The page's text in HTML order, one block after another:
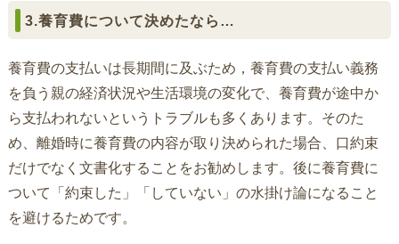
3.養育費について決めたなら…
養育費の支払いは長期間に及ぶため，養育費の支払い義務
を負う親の経済状況や生活環境の変化で、養育費が途中か
ら支払われないというトラブルも多くあります。そのた
め、離婚時に養育費の内容が取り決められた場合、口約束
だけでなく文書化することをお勧めします。後に養育費に
ついて「約束した」「していない」の水掛け論になること
を避けるためです。